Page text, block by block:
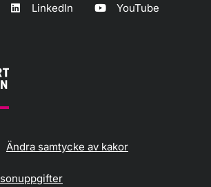
LinkedIn YouTube
Ändra samtycke av kakor